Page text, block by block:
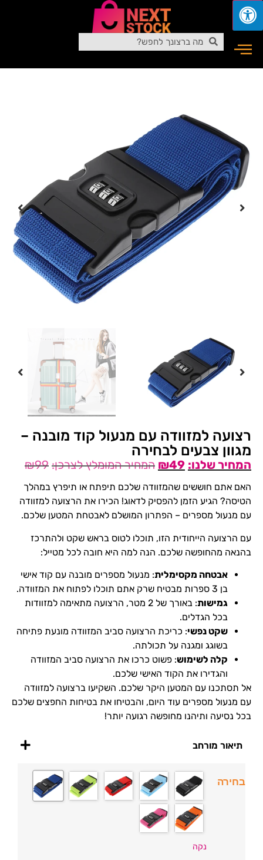
רצועה למזוודה עם מנעול קוד מובנה –
מגוון צבעים לבחירה
₪99 ₪49
האם אתם חוששים שהמזוודה שלכם תיפתח או תיפרץ במהלך
הטיסה? הגיע הזמן להפסיק לדאוג! הכירו את הרצועה למזוודה
עם מנעול מספרים – הפתרון המושלם לאבטחת המטען שלכם.
עם הרצועה הייחודית הזו, תוכלו לטוס בראש שקט ולהתרכז
בהנאה מהחופשה שלכם. הנה למה היא חובה לכל מטייל:
אבטחה מקסימלית: מנעול מספרים מובנה עם קוד אישי
בן 3 ספרות מבטיח שרק אתם תוכלו לפתוח את המזוודה.
גמישות
: באורך של 2 מטר, הרצועה מתאימה למזוודות
בכל הגדלים.
שקט נפשי: כריכת הרצועה סביב המזוודה מונעת פתיחה
בשוגג ומגנה על תכולתה.
קלה לשימוש: פשוט כרכו את הרצועה סביב המזוודה
והגדירו את הקוד האישי שלכם.
אל תסתכנו עם המטען היקר שלכם. השקיעו ברצועה למזוודה
עם מנעול מספרים עוד היום, והבטיחו את בטיחות החפצים שלכם
בכל נסיעה ותיהנו מחופשה רגועה יותר!
תיאור מורחב
בחירה
נקה